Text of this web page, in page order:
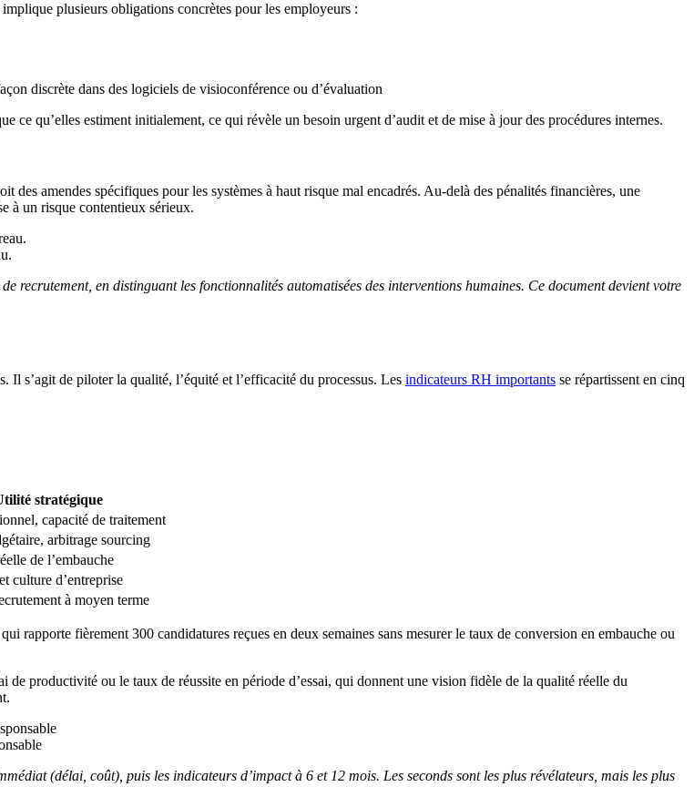
plusieurs obligations concrètes pour les employeurs :
discrète dans des logiciels de visioconférence ou d’évaluation
qu’elles estiment initialement, ce qui révèle un besoin urgent d’audit et de mise à jour des procédures internes.
amendes spécifiques pour les systèmes à haut risque mal encadrés. Au-delà des pénalités financières, une
à un risque contentieux sérieux.
recrutement, en distinguant les fonctionnalités automatisées des interventions humaines. Ce document devient votre
Il s’agit de piloter la qualité, l’équité et l’efficacité du processus. Les indicateurs RH importants se répartissent en cinq
stratégique
capacité de traitement
arbitrage sourcing
de l’embauche
culture d’entreprise
à moyen terme
rapporte fièrement 300 candidatures reçues en deux semaines sans mesurer le taux de conversion en embauche ou
productivité ou le taux de réussite en période d’essai, qui donnent une vision fidèle de la qualité réelle du
(délai, coût), puis les indicateurs d’impact à 6 et 12 mois. Les seconds sont les plus révélateurs, mais les plus